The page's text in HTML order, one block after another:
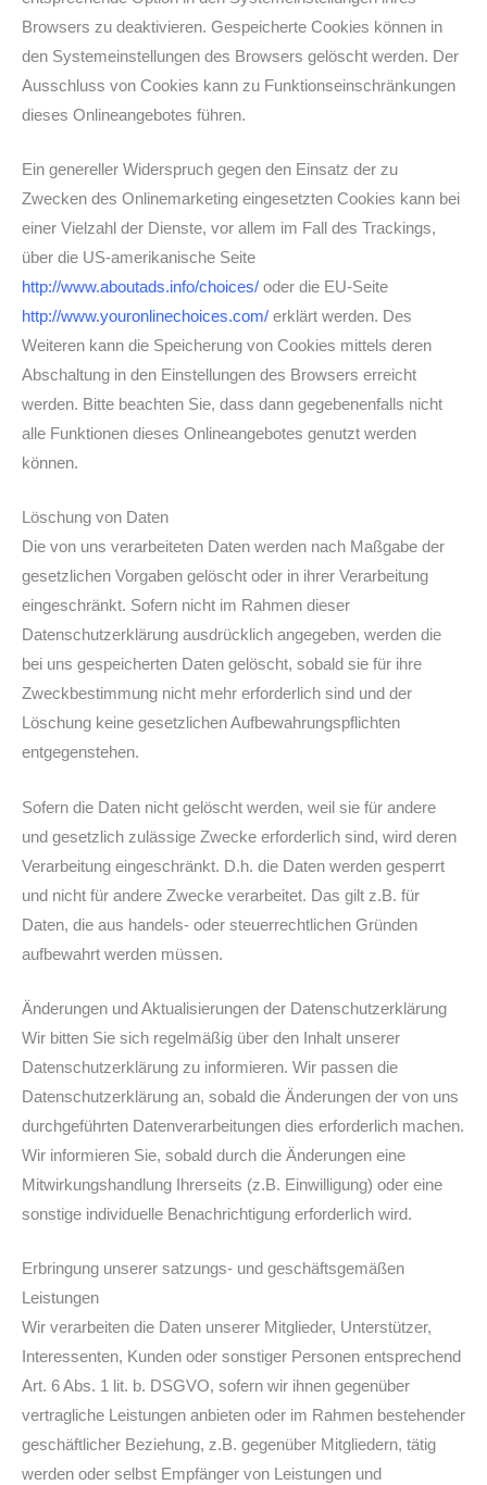
Browsers zu deaktivieren. Gespeicherte Cookies können in
den Systemeinstellungen des Browsers gelöscht werden. Der
Ausschluss von Cookies kann zu Funktionseinschränkungen
dieses Onlineangebotes führen.
Ein genereller Widerspruch gegen den Einsatz der zu
Zwecken des Onlinemarketing eingesetzten Cookies kann bei
einer Vielzahl der Dienste, vor allem im Fall des Trackings,
über die US-amerikanische Seite
http://www.aboutads.info/choices/ oder die EU-Seite
http://www.youronlinechoices.com/ erklärt werden. Des
Weiteren kann die Speicherung von Cookies mittels deren
Abschaltung in den Einstellungen des Browsers erreicht
werden. Bitte beachten Sie, dass dann gegebenenfalls nicht
alle Funktionen dieses Onlineangebotes genutzt werden
können.
Löschung von Daten
Die von uns verarbeiteten Daten werden nach Maßgabe der
gesetzlichen Vorgaben gelöscht oder in ihrer Verarbeitung
eingeschränkt. Sofern nicht im Rahmen dieser
Datenschutzerklärung ausdrücklich angegeben, werden die
bei uns gespeicherten Daten gelöscht, sobald sie für ihre
Zweckbestimmung nicht mehr erforderlich sind und der
Löschung keine gesetzlichen Aufbewahrungspflichten
entgegenstehen.
Sofern die Daten nicht gelöscht werden, weil sie für andere
und gesetzlich zulässige Zwecke erforderlich sind, wird deren
Verarbeitung eingeschränkt. D.h. die Daten werden gesperrt
und nicht für andere Zwecke verarbeitet. Das gilt z.B. für
Daten, die aus handels- oder steuerrechtlichen Gründen
aufbewahrt werden müssen.
Änderungen und Aktualisierungen der Datenschutzerklärung
Wir bitten Sie sich regelmäßig über den Inhalt unserer
Datenschutzerklärung zu informieren. Wir passen die
Datenschutzerklärung an, sobald die Änderungen der von uns
durchgeführten Datenverarbeitungen dies erforderlich machen.
Wir informieren Sie, sobald durch die Änderungen eine
Mitwirkungshandlung Ihrerseits (z.B. Einwilligung) oder eine
sonstige individuelle Benachrichtigung erforderlich wird.
Erbringung unserer satzungs- und geschäftsgemäßen
Leistungen
Wir verarbeiten die Daten unserer Mitglieder, Unterstützer,
Interessenten, Kunden oder sonstiger Personen entsprechend
Art. 6 Abs. 1 lit. b. DSGVO, sofern wir ihnen gegenüber
vertragliche Leistungen anbieten oder im Rahmen bestehender
geschäftlicher Beziehung, z.B. gegenüber Mitgliedern, tätig
werden oder selbst Empfänger von Leistungen und